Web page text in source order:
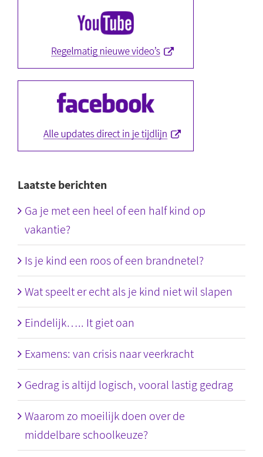
Laatste berichten
Ga je met een heel of een half kind op
vakantie?
Is je kind een roos of een brandnetel?
Wat speelt er echt als je kind niet wil slapen
Eindelijk….. It giet oan
Examens: van crisis naar veerkracht
Gedrag is altijd logisch, vooral lastig gedrag
Waarom zo moeilijk doen over de
middelbare schoolkeuze?